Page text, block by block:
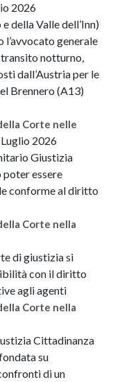
2026
della Valle dell’Inn)
l’avvocato generale
notturno,
dall’Austria per le
Brennero (A13)
Corte nelle
2026
Giustizia
essere
conforme al diritto
Corte nella
di giustizia si
con il diritto
agli agenti
Corte nella
Cittadinanza
su
di un